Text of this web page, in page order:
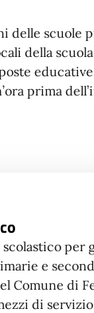
delle scuole
della
prima
per
e
Comune di
di